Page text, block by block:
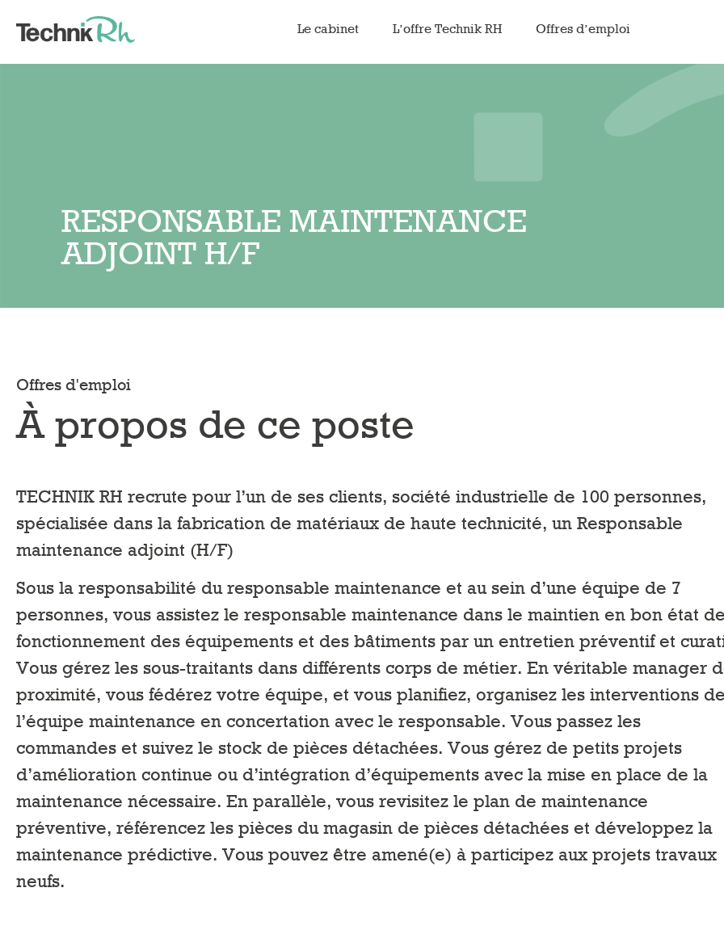
Le cabinet L’offre Technik RH Offres d’emploi
RESPONSABLE MAINTENANCE
ADJOINT H/F
Offres d'emploi
À propos de ce poste
TECHNIK RH recrute pour l’un de ses clients, société industrielle de 100 personnes,
spécialisée dans la fabrication de matériaux de haute technicité, un Responsable
maintenance adjoint (H/F)
Sous la responsabilité du responsable maintenance et au sein d’une équipe de 7
personnes, vous assistez le responsable maintenance dans le maintien en bon état
fonctionnement des équipements et des bâtiments par un entretien préventif et
Vous gérez les sous-traitants dans différents corps de métier. En véritable manager
proximité, vous fédérez votre équipe, et vous planifiez, organisez les interventions
l’équipe maintenance en concertation avec le responsable. Vous passez les
commandes et suivez le stock de pièces détachées. Vous gérez de petits projets
d’amélioration continue ou d’intégration d’équipements avec la mise en place de la
maintenance nécessaire. En parallèle, vous revisitez le plan de maintenance
préventive, référencez les pièces du magasin de pièces détachées et développez la
maintenance prédictive. Vous pouvez être amené(e) à participez aux projets travaux
neufs.